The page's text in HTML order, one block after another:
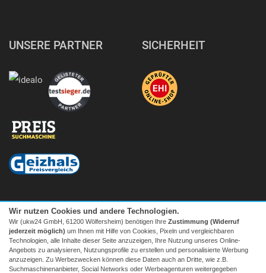
UNSERE PARTNER SICHERHEIT
Wir nutzen Cookies und andere Technologien.
Wir (ukw24 GmbH, 61200 Wölfersheim) benötigen Ihre Zustimmung (Widerruf
jederzeit möglich) um Ihnen mit Hilfe von Cookies, Pixeln und vergleichbaren
Technologien, alle Inhalte dieser Seite anzuzeigen, Ihre Nutzung unseres Online-
Angebots zu analysieren, Nutzungsprofile zu erstellen und personalisierte Werbung
anzuzeigen. Zu Werbezwecken können diese Daten auch an Dritte, wie z.B.
Suchmaschinenanbieter, Social Networks oder Werbeagenturen weitergegeben